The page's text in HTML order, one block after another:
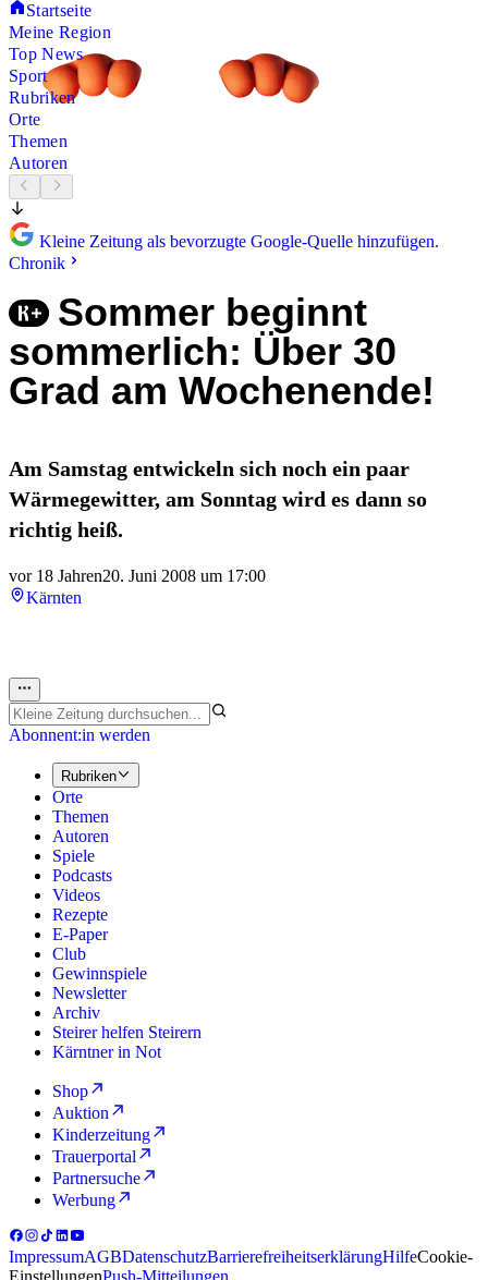
Startseite
Meine Region
Top News
Sport
Rubriken
Orte
Themen
Autoren
Kleine Zeitung als bevorzugte Google-Quelle hinzufügen.
Chronik
Sommer beginnt
sommerlich: Über 30
Grad am Wochenende!
Am Samstag entwickeln sich noch ein paar
Wärmegewitter, am Sonntag wird es dann so
richtig heiß.
vor 18 Jahren20. Juni 2008 um 17:00
Kärnten
Abonnent:in werden
Rubriken
Orte
Themen
Autoren
Spiele
Podcasts
Videos
Rezepte
E-Paper
Club
Gewinnspiele
Newsletter
Archiv
Steirer helfen Steirern
Kärntner in Not
Shop
Auktion
Kinderzeitung
Trauerportal
Partnersuche
Werbung
ImpressumAGBDatenschutzBarrierefreiheitserklärungHilfeCookie-
EinstellungenPush-Mitteilungen